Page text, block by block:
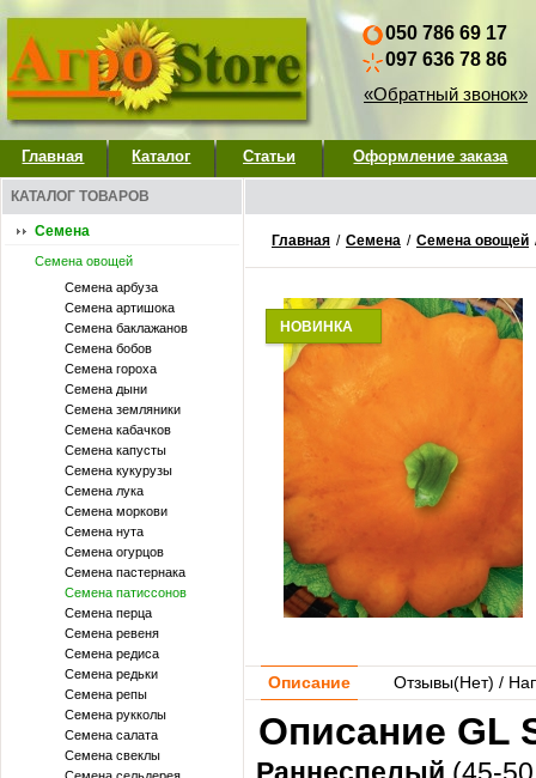
050 786 69 17
097 636 78 86
«Обратный звонок»
Главная Каталог Статьи Оформление заказа
КАТАЛОГ ТОВАРОВ
Семена
Семена овощей
Семена арбуза
Семена артишока
Семена баклажанов
Семена бобов
Семена гороха
Семена дыни
Семена земляники
Семена кабачков
Семена капусты
Семена кукурузы
Семена лука
Семена моркови
Семена нута
Семена огурцов
Семена пастернака
Семена патиссонов
Семена перца
Семена ревеня
Семена редиса
Семена редьки
Семена репы
Семена рукколы
Семена салата
Семена свеклы
Главная / Семена / Семена овощей
НОВИНКА
Описание Отзывы(Нет) /
Описание GL